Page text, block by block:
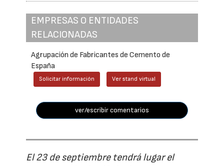
EMPRESAS O ENTIDADES
RELACIONADAS
Agrupación de Fabricantes de Cemento de
España
Solicitar información Ver stand virtual
ver/escribir comentarios
El 23 de septiembre tendrá lugar el